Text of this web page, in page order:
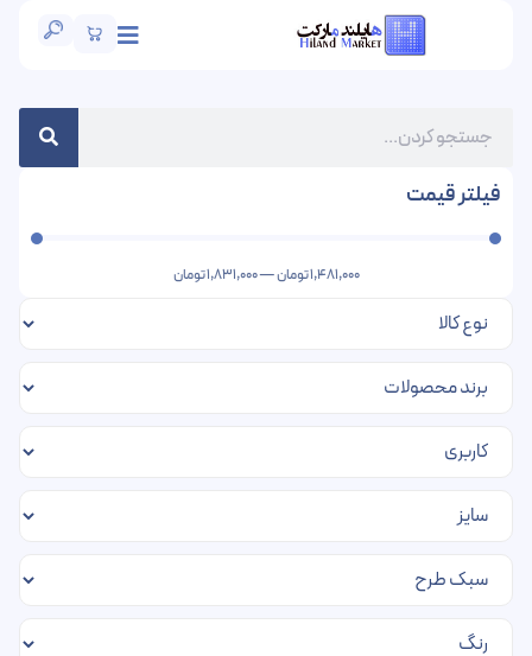
فیلتر قیمت
1,481,000تومان—
1,831,000تومان